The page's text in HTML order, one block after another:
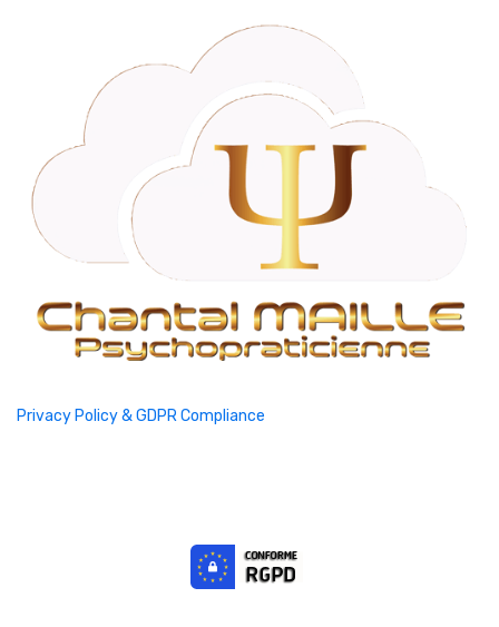
Privacy Policy & GDPR Compliance